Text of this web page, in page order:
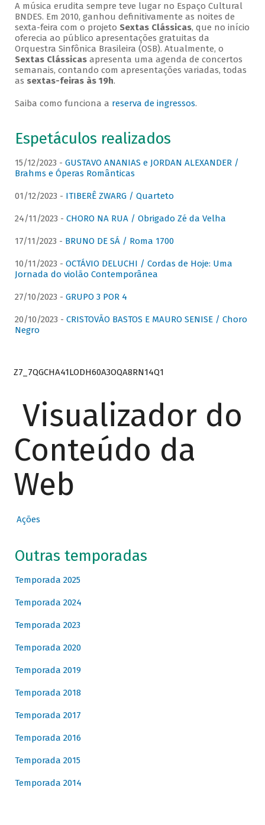
A música erudita sempre teve lugar no Espaço Cultural
BNDES. Em 2010, ganhou definitivamente as noites de
sexta-feira com o projeto Sextas Clássicas, que no início
oferecia ao público apresentações gratuitas da
Orquestra Sinfônica Brasileira (OSB). Atualmente, o
Sextas Clássicasapresenta uma agenda de concertos
semanais, contando com apresentações variadas, todas
as sextas-feiras às 19h.
Saiba como funciona a reserva de ingressos.
Espetáculos realizados
15/12/2023 - GUSTAVO ANANIAS e JORDAN ALEXANDER /
Brahms e Óperas Românticas
01/12/2023 - ITIBERÊ ZWARG / Quarteto
24/11/2023 - CHORO NA RUA / Obrigado Zé da Velha
17/11/2023 - BRUNO DE SÁ / Roma 1700
10/11/2023 - OCTÁVIO DELUCHI / Cordas de Hoje: Uma
Jornada do violão Contemporânea
27/10/2023 - GRUPO 3 POR 4
20/10/2023 - CRISTOVÃO BASTOS E MAURO SENISE / Choro
Negro
Z7_7QGCHA41LODH60A3OQA8RN14Q1
Visualizador do
Conteúdo da
Web
Ações
Outras temporadas
Temporada 2025
Temporada 2024
Temporada 2023
Temporada 2020
Temporada 2019
Temporada 2018
Temporada 2017
Temporada 2016
Temporada 2015
Temporada 2014